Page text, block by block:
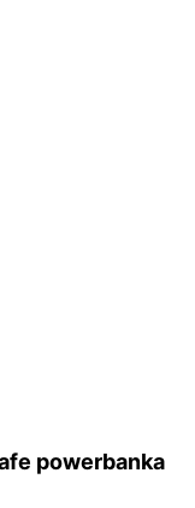
powerbanka